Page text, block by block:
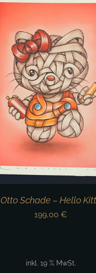
Otto Schade – Hello
199,00 €
inkl. 19 % MwSt.
IN DEN WARENKORB /